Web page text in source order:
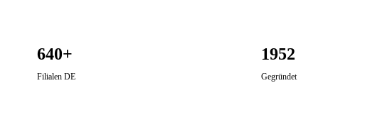
640+
Filialen DE
1952
Gegründet